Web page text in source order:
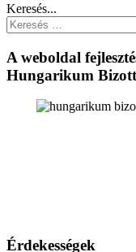
Keresés...
A weboldal
Hungarikum
Érdekességek